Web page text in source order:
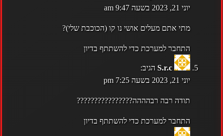
יוני 21, 2023 בשעה 9:47 am
מתי אתם מעלים אושי נו קו (הכוכבת שלי)?
התחבר למערכת כדי להשתתף בדיון
S.r.c הגיב:
יוני 21, 2023 בשעה 7:25 pm
תודה רבה רבהההה????????????????
התחבר למערכת כדי להשתתף בדיון